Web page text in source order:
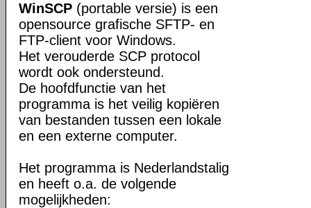
WinSCP (portable versie) is een
opensource grafische SFTP- en
FTP-client voor Windows.
Het verouderde SCP protocol
wordt ook ondersteund.
De hoofdfunctie van het
programma is het veilig kopiëren
van bestanden tussen een lokale
en een externe computer.
Het programma is Nederlandstalig
en heeft o.a. de volgende
mogelijkheden: